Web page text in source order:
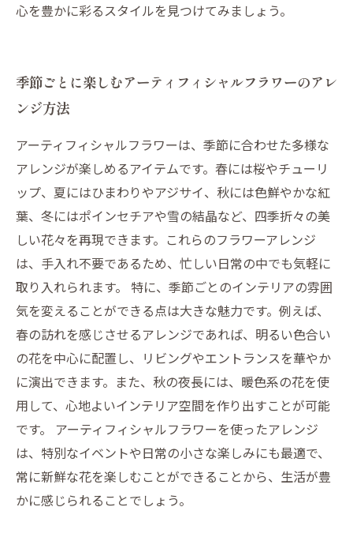
心を豊かに彩るスタイルを見つけてみましょう。
季節ごとに楽しむアーティフィシャルフラワーのアレ
ンジ方法
アーティフィシャルフラワーは、季節に合わせた多様な
アレンジが楽しめるアイテムです。春には桜やチューリ
ップ、夏にはひまわりやアジサイ、秋には色鮮やかな紅
葉、冬にはポインセチアや雪の結晶など、四季折々の美
しい花々を再現できます。これらのフラワーアレンジ
は、手入れ不要であるため、忙しい日常の中でも気軽に
取り入れられます。 特に、季節ごとのインテリアの雰囲
気を変えることができる点は大きな魅力です。例えば、
春の訪れを感じさせるアレンジであれば、明るい色合い
の花を中心に配置し、リビングやエントランスを華やか
に演出できます。また、秋の夜長には、暖色系の花を使
用して、心地よいインテリア空間を作り出すことが可能
です。 アーティフィシャルフラワーを使ったアレンジ
は、特別なイベントや日常の小さな楽しみにも最適で、
常に新鮮な花を楽しむことができることから、生活が豊
かに感じられることでしょう。